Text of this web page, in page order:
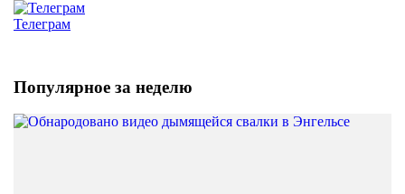
Телеграм
Популярное за неделю